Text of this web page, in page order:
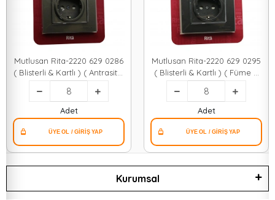
Mutlusan Rita-2220 629 0286
( Blisterli & Kartlı ) ( Antrasit &
Usb + Type-c ' Li Topraklı Priz
) Çerçeveli*8x1
Adet
Mutlusan Rita-2220 629 0295
( Blisterli & Kartlı ) ( Füme &
Usb + Type-c ' Li Topraklı Priz
) Çerçeveli*8x1
Adet
Kurumsal